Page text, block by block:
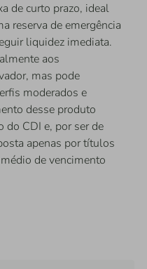
de curto prazo, ideal
reserva de emergência
liquidez imediata.
aos
mas pode
moderados e
desse produto
do CDI e, por ser de
apenas por títulos
de vencimento